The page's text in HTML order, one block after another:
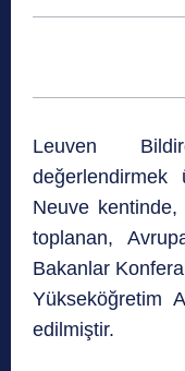
Leuven
değerlendirmek
Neuve
toplanan,
Bakanlar
Yükseköğretim
edilmiştir.